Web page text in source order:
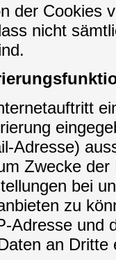
der Cookies
nicht
Adresse)
Zwecke
bei
zu
Adresse und
an